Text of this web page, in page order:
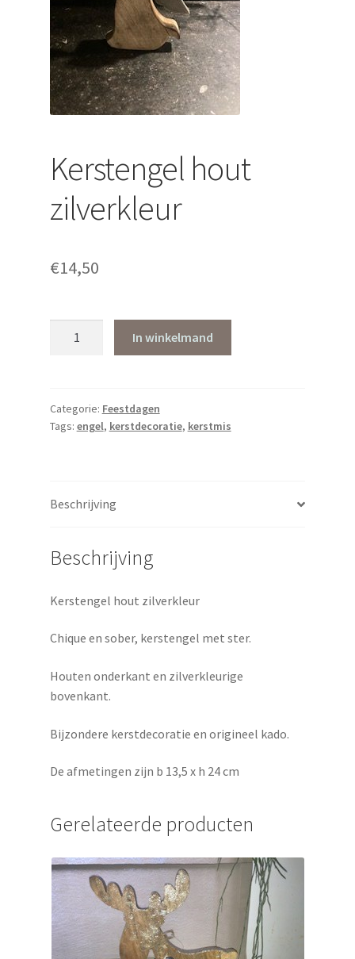
Kerstengel hout
zilverkleur
€14,50
In winkelmand
Categorie: Feestdagen
Tags: engel, kerstdecoratie, kerstmis
Beschrijving
Beschrijving
Kerstengel hout zilverkleur
Chique en sober, kerstengel met ster.
Houten onderkant en zilverkleurige
bovenkant.
Bijzondere kerstdecoratie en origineel kado.
De afmetingen zijn b 13,5 x h 24 cm
Gerelateerde producten